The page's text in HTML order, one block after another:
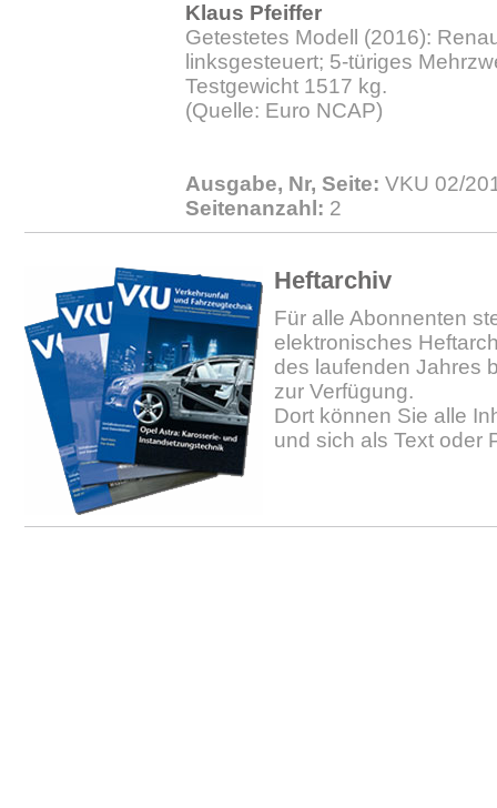
Klaus Pfeiffer
Getestetes Modell (2016):
linksgesteuert; 5-türiges
Testgewicht 1517 kg.
(Quelle: Euro NCAP)
Ausgabe, Nr, Seite: VKU 02/
Seitenanzahl: 2
Heftarchiv
Für alle Abonnenten
elektronisches
des laufenden Jahres
zur Verfügung.
Dort können Sie alle
und sich als Text oder